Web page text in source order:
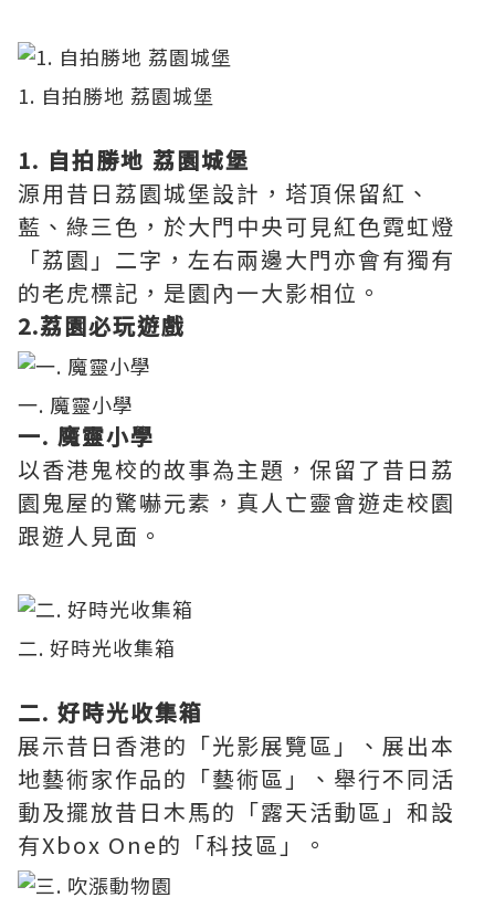
1. 自拍勝地 荔園城堡
1. 自拍勝地 荔園城堡
源用昔日荔園城堡設計，塔頂保留紅、
藍、綠三色，於大門中央可見紅色霓虹燈
「荔園」二字，左右兩邊大門亦會有獨有
的老虎標記，是園內一大影相位。
2.荔園必玩遊戲
一. 魔靈小學
一. 魔靈小學
以香港鬼校的故事為主題，保留了昔日荔
園鬼屋的驚嚇元素，真人亡靈會遊走校園
跟遊人見面。
二. 好時光收集箱
二. 好時光收集箱
展示昔日香港的「光影展覽區」、展出本
地藝術家作品的「藝術區」、舉行不同活
動及擺放昔日木馬的「露天活動區」和設
有Xbox One的「科技區」。